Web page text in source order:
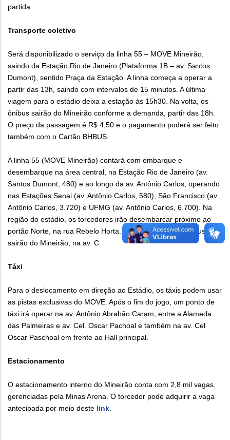
partida.
Transporte coletivo
Será disponibilizado o serviço da linha 55 – MOVE Mineirão,
saindo da Estação Rio de Janeiro (Plataforma 1B – av. Santos
Dumont), sentido Praça da Estação. A linha começa a operar a
partir das 13h, saindo com intervalos de 15 minutos. A última
viagem para o estádio deixa a estação às 15h30. Na volta, os
ônibus sairão do Mineirão conforme a demanda, partir das 18h.
O preço da passagem é R$ 4,50 e o pagamento poderá ser feito
também com o Cartão BHBUS.
A linha 55 (MOVE Mineirão) contará com embarque e
desembarque na área central, na Estação Rio de Janeiro (av.
Santos Dumont, 480) e ao longo da av. Antônio Carlos, operando
nas Estações Senai (av. Antônio Carlos, 580), São Francisco (av.
Antônio Carlos, 3.720) e UFMG (av. Antônio Carlos, 6.700). Na
região do estádio, os torcedores irão desembarcar próximo ao
portão Norte, na rua Rebelo Horta. Após a partida, os ônibus
sairão do Mineirão, na av. C.
Táxi
Para o deslocamento em direção ao Estádio, os táxis podem usar
as pistas exclusivas do MOVE. Após o fim do jogo, um ponto de
táxi irá operar na av. Antônio Abrahão Caram, entre a Alameda
das Palmeiras e av. Cel. Oscar Pachoal e também na av. Cel
Oscar Paschoal em frente ao Hall principal.
Estacionamento
O estacionamento interno do Mineirão conta com 2,8 mil vagas,
gerenciadas pela Minas Arena. O torcedor pode adquirir a vaga
antecipada por meio deste link.